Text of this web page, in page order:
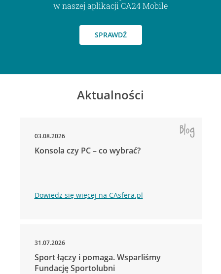
w naszej aplikacji CA24 Mobile
SPRAWDŹ
Aktualności
03.08.2026
Konsola czy PC – co wybrać?
Dowiedz się więcej na CAsfera.pl
31.07.2026
Sport łączy i pomaga. Wsparliśmy
Fundację Sportolubni